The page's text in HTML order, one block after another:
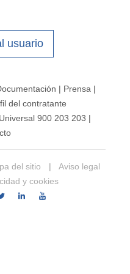
usuario
| Prensa |
del contratante
900 203 203 |
del sitio |
Aviso legal
y cookies